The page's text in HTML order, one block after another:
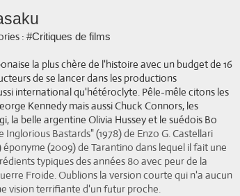
: #Critiques de films
la plus chère de l'histoire avec un budget de 16
de se lancer dans les productions
international qu'hétéroclyte. Pêle-mêle citons les
Kennedy mais aussi Chuck Connors, les
la belle argentine Olivia Hussey et le suédois Bo
Inglorious Bastards" (1978) de Enzo G. Castellari
(2009) de Tarantino dans lequel il fait une
typiques des années 80 avec peur de la
Froide. Oublions la version courte qui n'a aucun
vision terrifiante d'un futur proche.